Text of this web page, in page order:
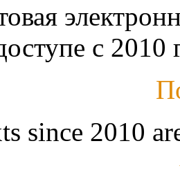
с 2010
since 2010